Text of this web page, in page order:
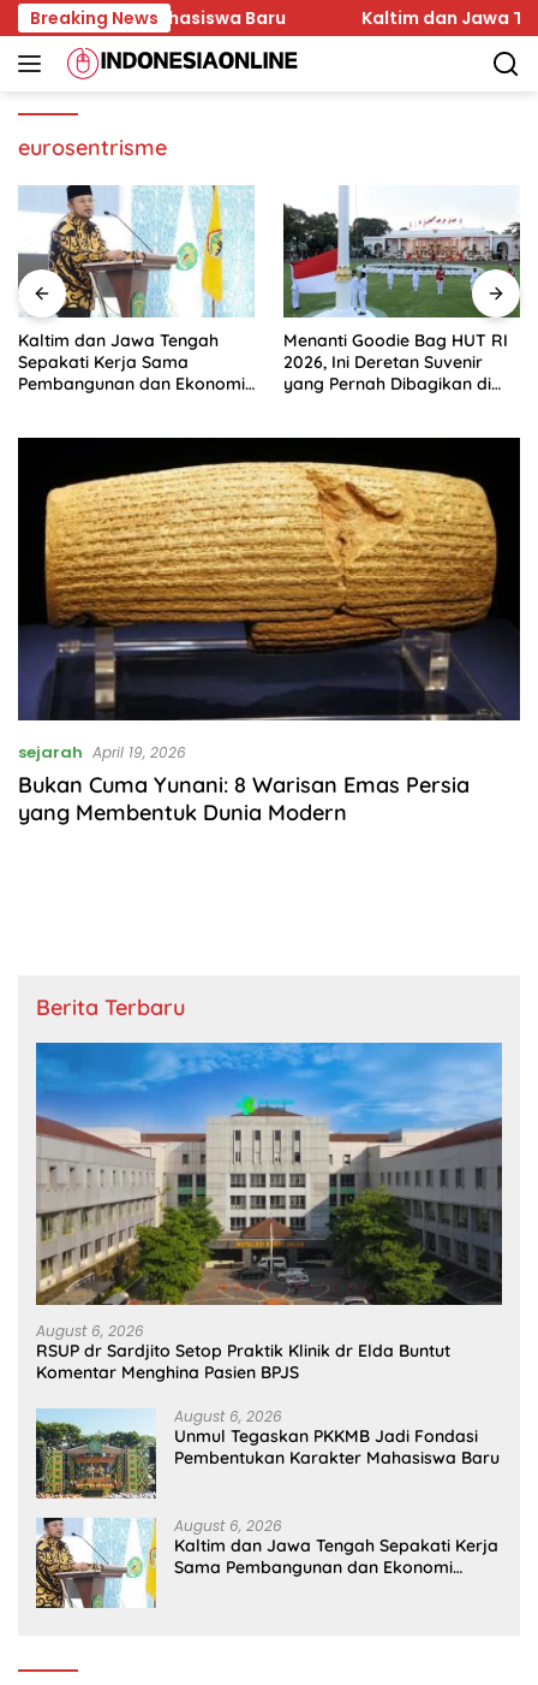
Skip
to
content
Breaking News
Karakter Mahasiswa Baru Kaltim dan Jawa
eurosentrisme
Kaltim dan Jawa Tengah
Sepakati Kerja Sama
Pembangunan dan Ekonomi
Menanti Goodie Bag HUT RI
2026, Ini Deretan Suvenir
yang Pernah Dibagikan di
sejarah April 19, 2026
Bukan Cuma Yunani: 8 Warisan Emas Persia
yang Membentuk Dunia Modern
Berita Terbaru
August 6, 2026
RSUP dr Sardjito Setop Praktik Klinik dr Elda Buntut
Komentar Menghina Pasien BPJS
August 6, 2026
Unmul Tegaskan PKKMB Jadi Fondasi
Pembentukan Karakter Mahasiswa Baru
August 6, 2026
Kaltim dan Jawa Tengah Sepakati Kerja
Sama Pembangunan dan Ekonomi